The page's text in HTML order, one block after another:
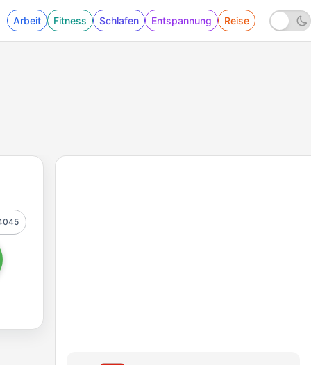
Arbeit Fitness Schlafen Entspannung Reise